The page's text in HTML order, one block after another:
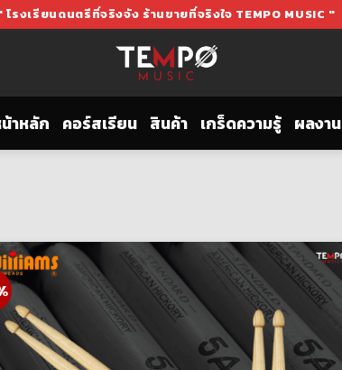
โรงเรียนดนตรีที่จริงจัง ร้านขายที่จริงใจ TEMPO MUSIC "
าหลัก คอร์สเรียน สินค้า เกร็ดความรู้ ผลงาน